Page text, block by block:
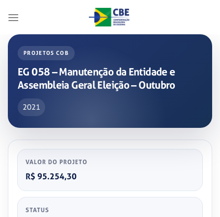
PROJETOS COB
EG 058 – Manutenção da Entidade e
Assembleia Geral Eleição – Outubro
2021
VALOR DO PROJETO
R$ 95.254,30
STATUS